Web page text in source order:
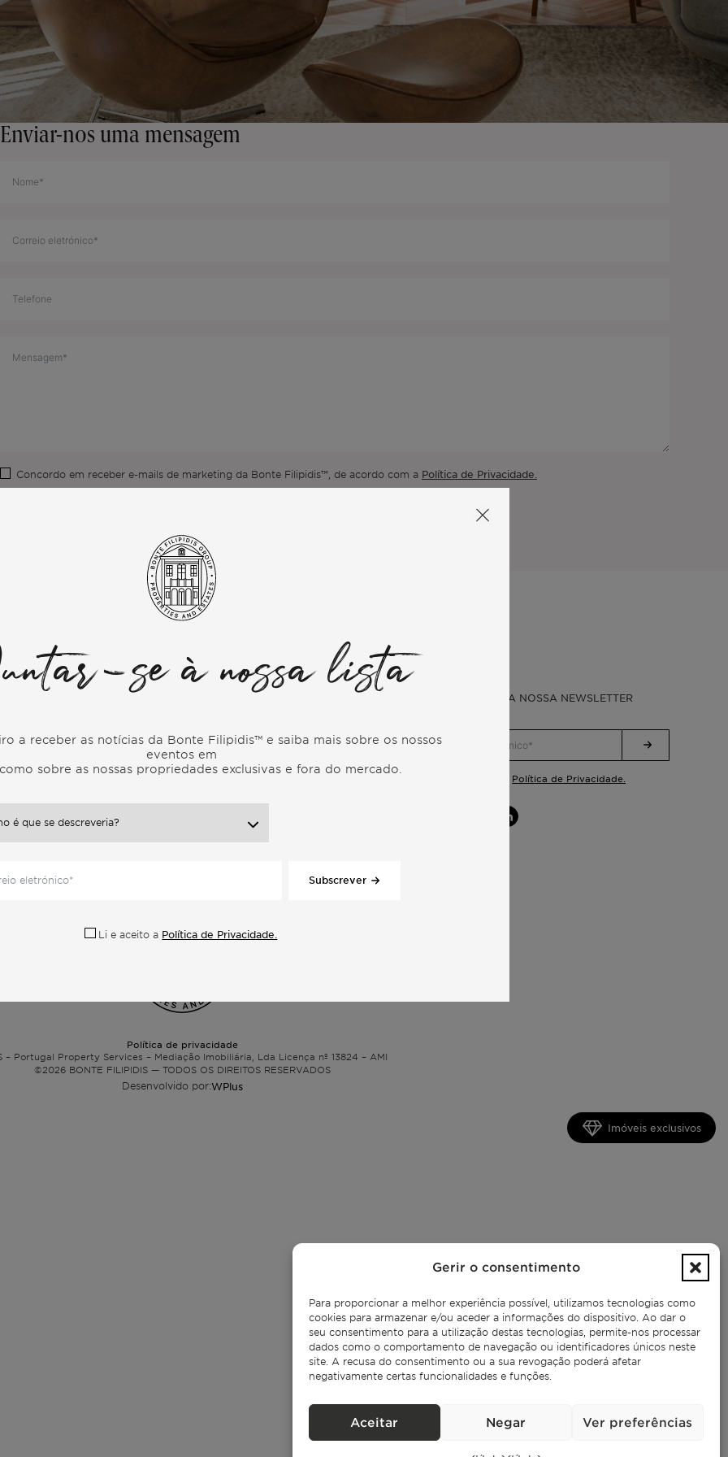
Gerir o consentimento
Para proporcionar a melhor experiência possível, utilizamos tecnologias como
cookies para armazenar e/ou aceder a informações do dispositivo. Ao dar o
seu consentimento para a utilização destas tecnologias, permite-nos processar
dados como o comportamento de navegação ou identificadores únicos neste
site. A recusa do consentimento ou a sua revogação poderá afetar
negativamente certas funcionalidades e funções.
Aceitar Negar Ver preferências
Enviar-nos uma mensagem
Concordo em receber e-mails de marketing da Bonte Filipidis™, de acordo com a Política de Privacidade.
DE LISBOA
57, 4º Dto,
Lisboa
Cascais
Comporta
SUBSCREVER A NOSSA NEWSLETTER
Política de Privacidade.
Política de privacidade
– Portugal Property Services – Mediação Imobiliária, Lda Licença nº 13824 – AMI
©2026BONTE FILIPIDIS — TODOS OS DIREITOS RESERVADOS
Desenvolvido por:WPlus
se à nossa lista
a receber as notícias da Bonte Filipidis™ e saiba mais sobre os nossos
eventos em
como sobre as nossas propriedades exclusivas e fora do mercado.
Subscrever
Li e aceito a Política de Privacidade.
Imóveis exclusivos